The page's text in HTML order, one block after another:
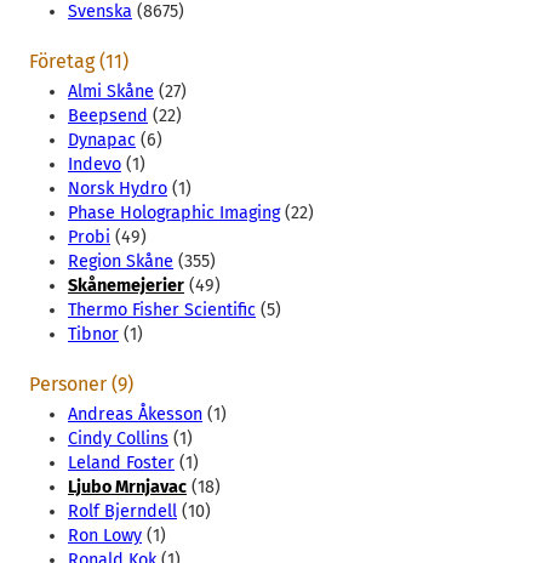
Svenska (8675)
Företag (11)
Almi Skåne (27)
Beepsend (22)
Dynapac (6)
Indevo (1)
Norsk Hydro (1)
Phase Holographic Imaging(22)
Probi (49)
Region Skåne (355)
Skånemejerier (49)
Thermo Fisher Scientific (5)
Tibnor (1)
Personer (9)
Andreas Åkesson (1)
Cindy Collins (1)
Leland Foster (1)
Ljubo Mrnjavac (18)
Rolf Bjerndell (10)
Ron Lowy (1)